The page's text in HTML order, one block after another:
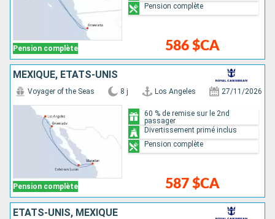
Pension complète 586 $CA
Pension complète
MEXIQUE, ÉTATS-UNIS
Pension complète
Voyager of the Seas 8 j Los Angeles 27/11/2026
587 $CA
60 % de remise sur le 2nd
passager
Divertissement primé inclus
Pension complète
ÉTATS-UNIS, MEXIQUE